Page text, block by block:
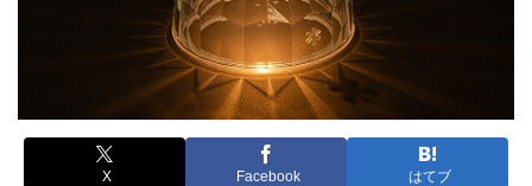
X Facebook はてブ